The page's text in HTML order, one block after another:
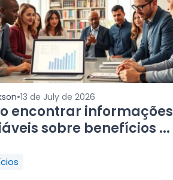
•13 de July de 2026
encontrar informações
sobre benefícios ...